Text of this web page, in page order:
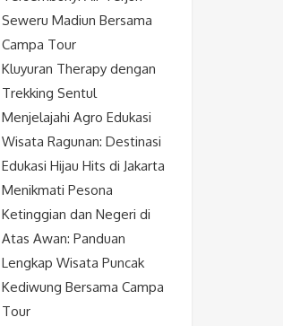
Seweru Madiun Bersama
Campa Tour
Kluyuran Therapy dengan
Trekking Sentul
Menjelajahi Agro Edukasi
Wisata Ragunan: Destinasi
Edukasi Hijau Hits di Jakarta
Menikmati Pesona
Ketinggian dan Negeri di
Atas Awan: Panduan
Lengkap Wisata Puncak
Kediwung Bersama Campa
Tour